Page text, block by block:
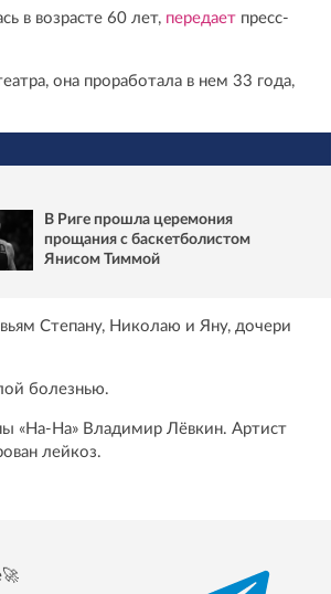
в возрасте 60 лет, передает пресс-
она проработала в нем 33 года,
В Риге прошла церемония
прощания с баскетболистом
Янисом Тиммой
Степану, Николаю и Яну, дочери
болезнью.
«На-На» Владимир Лёвкин. Артист
лейкоз.